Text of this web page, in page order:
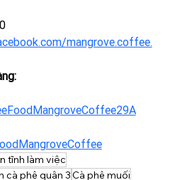
mangrove.coffee.
tĩnh làm việc
cà phê quận 3Cà phê muối